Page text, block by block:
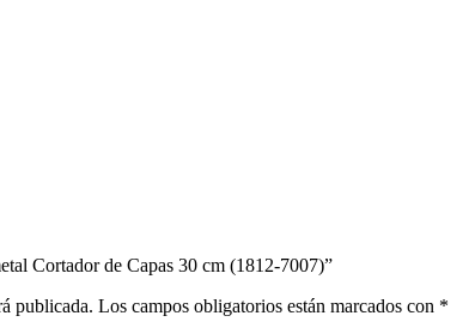
Cortador de Capas 30 cm (1812-7007)”
publicada. Los campos obligatorios están marcados con *